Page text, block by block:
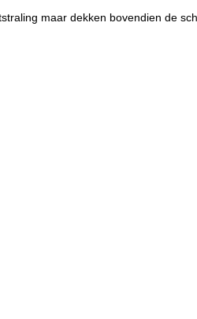
maar dekken bovendien de